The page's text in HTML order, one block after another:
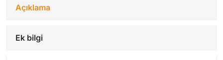
Açıklama
Ek bilgi